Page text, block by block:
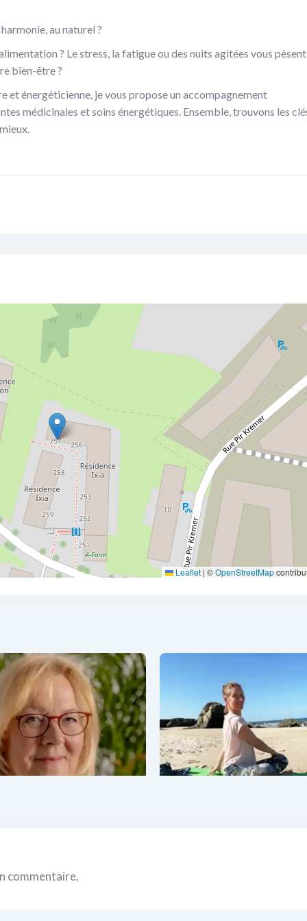
au naturel ?
? Le stress, la fatigue ou des nuits agitées vous pèsent
bien-être ?
et énergéticienne, je vous propose un accompagnement
médicinales et soins énergétiques. Ensemble, trouvons les
Leaflet | ©OpenStreetMap
Tescher
y a 1 an
corporelles, Yoga
Christiane Goedert
Schmit
il y a 1 an
Thérapies corporelles
commentaire.